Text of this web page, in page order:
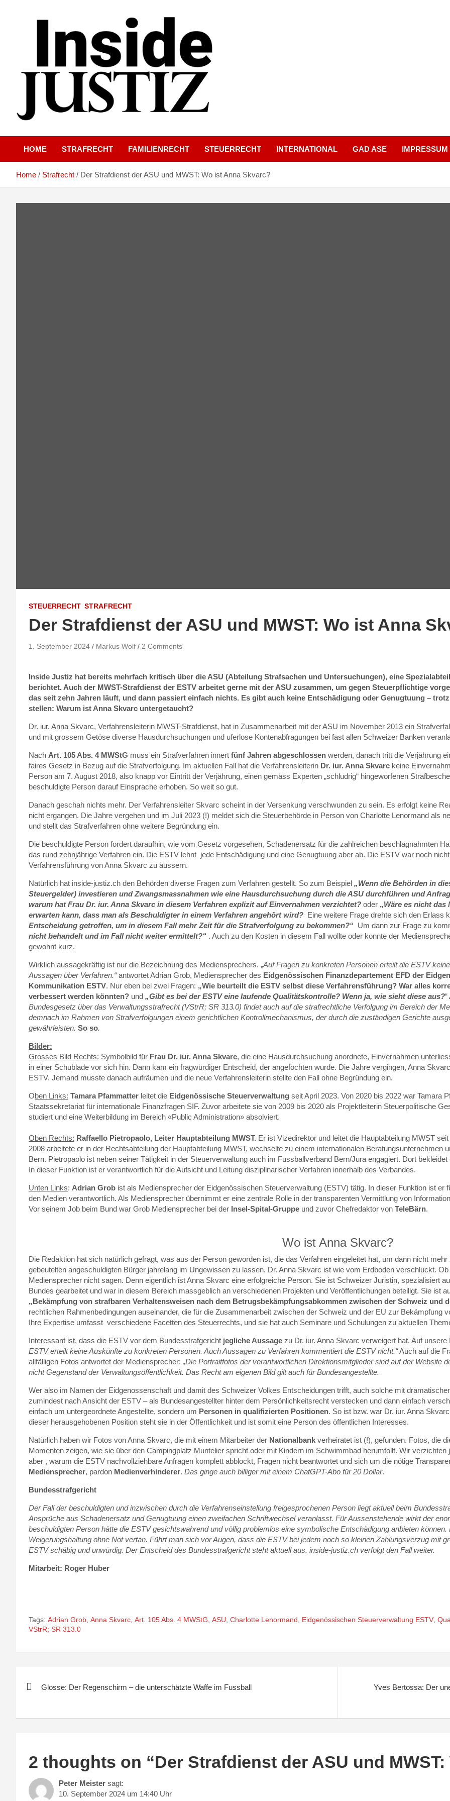
INSIDE-JUSTIZ
HOME STRAFRECHT FAMILIENRECHT STEUERRECHT INTERNATIONAL GAD ASE IMPRESSUM
Home Strafrecht Der Strafdienst der ASU und MWST: Wo ist Anna Skvarc?
STEUERRECHT STRAFRECHT
Der Strafdienst der ASU und MWST: Wo ist Anna
1. September 2024 Markus Wolf 2 Comments
Inside Justiz hat bereits mehrfach kritisch über die ASU (Abteilung Strafsachen und Untersuchungen), eine
berichtet. Auch der MWST-Strafdienst der ESTV arbeitet gerne mit der ASU zusammen, um gegen Steuerpflichtige
das seit zehn Jahren läuft, und dann passiert einfach nichts. Es gibt auch keine Entschädigung oder Genugtuung –
stellen: Warum ist Anna Skvarc untergetaucht?
Dr. iur. Anna Skvarc, Verfahrensleiterin MWST-Strafdienst, hat in Zusammenarbeit mit der ASU im November 2013 ein
und mit grossem Getöse diverse Hausdurchsuchungen und uferlose Kontenabfragungen bei fast allen Schweizer Banken
Nach Art. 105 Abs. 4 MWStG muss ein Strafverfahren innert fünf Jahren abgeschlossen werden, danach tritt die Verjährung
faires Gesetz in Bezug auf die Strafverfolgung. Im aktuellen Fall hat die Verfahrensleiterin Dr. iur. Anna Skvarc keine
Person am 7. August 2018, also knapp vor Eintritt der Verjährung, einen gemäss Experten „schludrig“ hingeworfenen
beschuldigte Person darauf Einsprache erhoben. So weit so gut.
Danach geschah nichts mehr. Der Verfahrensleiter Skvarc scheint in der Versenkung verschwunden zu sein. Es erfolgt keine
nicht ergangen. Die Jahre vergehen und im Juli 2023 (!) meldet sich die Steuerbehörde in Person von Charlotte Lenormand als
und stellt das Strafverfahren ohne weitere Begründung ein.
Die beschuldigte Person fordert daraufhin, wie vom Gesetz vorgesehen, Schadenersatz für die zahlreichen beschlagnahmten
das rund zehnjährige Verfahren ein. Die ESTV lehnt jede Entschädigung und eine Genugtuung aber ab. Die ESTV war noch
Verfahrensführung von Anna Skvarc zu äussern.
Natürlich hat inside-justiz.ch den Behörden diverse Fragen zum Verfahren gestellt. So zum Beispiel „Wenn die Behörden in
Steuergelder) investieren und Zwangsmassnahmen wie eine Hausdurchsuchung durch die ASU durchführen und
warum hat Frau Dr. iur. Anna Skvarc in diesem Verfahren explizit auf Einvernahmen verzichtet? oder „Wäre es nicht das
erwarten kann, dass man als Beschuldigter in einem Verfahren angehört wird? Eine weitere Frage drehte sich den Erlass
Entscheidung getroffen, um in diesem Fall mehr Zeit für die Strafverfolgung zu bekommen?“ Um dann zur Frage zu
nicht behandelt und im Fall nicht weiter ermittelt?“ . Auch zu den Kosten in diesem Fall wollte oder konnte der
gewohnt kurz.
Wirklich aussagekräftig ist nur die Bezeichnung des Mediensprechers. „Auf Fragen zu konkreten Personen erteilt die ESTV
Aussagen über Verfahren.“antwortet Adrian Grob, Mediensprecher des Eidgenössischen Finanzdepartement EFD der
Kommunikation ESTV. Nur eben bei zwei Fragen: „Wie beurteilt die ESTV selbst diese Verfahrensführung? War alles
verbessert werden könnten? und „Gibt es bei der ESTV eine laufende Qualitätskontrolle? Wenn ja, wie sieht diese aus?
Bundesgesetz über das Verwaltungsstrafrecht (VStrR; SR 313.0) findet auch auf die strafrechtliche Verfolgung im Bereich der
demnach im Rahmen von Strafverfolgungen einem gerichtlichen Kontrollmechanismus, der durch die zuständigen Gerichte
gewährleisten. So so.
Bilder:
Grosses Bild Rechts: Symbolbild für Frau Dr. iur. Anna Skvarc, die eine Hausdurchsuchung anordnete, Einvernahmen
in einer Schublade vor sich hin. Dann kam ein fragwürdiger Entscheid, der angefochten wurde. Die Jahre vergingen, Anna
ESTV. Jemand musste danach aufräumen und die neue Verfahrensleiterin stellte den Fall ohne Begründung ein.
Oben Links: Tamara Pfammatter leitet die Eidgenössische Steuerverwaltung seit April 2023. Von 2020 bis 2022 war Tamara
Staatssekretariat für internationale Finanzfragen SIF. Zuvor arbeitete sie von 2009 bis 2020 als Projektleiterin Steuerpolitische
studiert und eine Weiterbildung im Bereich «Public Administration» absolviert.
Oben Rechts: Raffaello Pietropaolo, Leiter Hauptabteilung MWST. Er ist Vizedirektor und leitet die Hauptabteilung MWST
2008 arbeitete er in der Rechtsabteilung der Hauptabteilung MWST, wechselte zu einem internationalen Beratungsunternehmen
Bern. Pietropaolo ist neben seiner Tätigkeit in der Steuerverwaltung auch im Fussballverband Bern/Jura engagiert. Dort
In dieser Funktion ist er verantwortlich für die Aufsicht und Leitung disziplinarischer Verfahren innerhalb des Verbandes.
Unten Links: Adrian Grob ist als Mediensprecher der Eidgenössischen Steuerverwaltung (ESTV) tätig. In dieser Funktion ist
den Medien verantwortlich. Als Mediensprecher übernimmt er eine zentrale Rolle in der transparenten Vermittlung von
Vor seinem Job beim Bund war Grob Mediensprecher bei der Insel-Spital-Gruppe und zuvor Chefredaktor von TeleBärn.
Wo ist Anna Skvarc?
Die Redaktion hat sich natürlich gefragt, was aus der Person geworden ist, die das Verfahren eingeleitet hat, um dann nicht
gebeutelten angeschuldigten Bürger jahrelang im Ungewissen zu lassen. Dr. Anna Skvarc ist wie vom Erdboden verschluckt.
Mediensprecher nicht sagen. Denn eigentlich ist Anna Skvarc eine erfolgreiche Person. Sie ist Schweizer Juristin, spezialisiert
Bundes gearbeitet und war in diesem Bereich massgeblich an verschiedenen Projekten und Veröffentlichungen beteiligt. Sie ist
„Bekämpfung von strafbaren Verhaltensweisen nach dem Betrugsbekämpfungsabkommen zwischen der Schweiz und
rechtlichen Rahmenbedingungen auseinander, die für die Zusammenarbeit zwischen der Schweiz und der EU zur Bekämpfung
Ihre Expertise umfasst verschiedene Facetten des Steuerrechts, und sie hat auch Seminare und Schulungen zu aktuellen
Interessant ist, dass die ESTV vor dem Bundesstrafgericht jegliche Aussage zu Dr. iur. Anna Skvarc verweigert hat. Auf
ESTV erteilt keine Auskünfte zu konkreten Personen. Auch Aussagen zu Verfahren kommentiert die ESTV nicht.“Auch auf die
allfälligen Fotos antwortet der Mediensprecher: „Die Portraitfotos der verantwortlichen Direktionsmitglieder sind auf der Website
nicht Gegenstand der Verwaltungsöffentlichkeit. Das Recht am eigenen Bild gilt auch für Bundesangestellte.
Wer also im Namen der Eidgenossenschaft und damit des Schweizer Volkes Entscheidungen trifft, auch solche mit
zumindest nach Ansicht der ESTV – als Bundesangestellter hinter dem Persönlichkeitsrecht verstecken und dann einfach
einfach um untergeordnete Angestellte, sondern um Personen in qualifizierten Positionen. So ist bzw. war Dr. iur. Anna Skvarc
dieser herausgehobenen Position steht sie in der Öffentlichkeit und ist somit eine Person des öffentlichen Interesses.
Natürlich haben wir Fotos von Anna Skvarc, die mit einem Mitarbeiter der Nationalbank verheiratet ist (!), gefunden. Fotos, die
Momenten zeigen, wie sie über den Campingplatz Muntelier spricht oder mit Kindern im Schwimmbad herumtollt. Wir
aber , warum die ESTV nachvollziehbare Anfragen komplett abblockt, Fragen nicht beantwortet und sich um die nötige
Mediensprecher, pardon Medienverhinderer. Das ginge auch billiger mit einem ChatGPT-Abo für 20 Dollar.
Bundesstrafgericht
Der Fall der beschuldigten und inzwischen durch die Verfahrenseinstellung freigesprochenen Person liegt aktuell beim
Ansprüche aus Schadenersatz und Genugtuung einen zweifachen Schriftwechsel veranlasst. Für Aussenstehende wirkt der
beschuldigten Person hätte die ESTV gesichtswahrend und völlig problemlos eine symbolische Entschädigung anbieten
Weigerungshaltung ohne Not vertan. Führt man sich vor Augen, dass die ESTV bei jedem noch so kleinen Zahlungsverzug mit
ESTV schäbig und unwürdig. Der Entscheid des Bundesstrafgericht steht aktuell aus. inside-justiz.ch verfolgt den Fall weiter.
Mitarbeit: Roger Huber
Tags: Adrian Grob Anna Skvarc Art. 105 Abs. 4 MWStG ASU Charlotte Lenormand Eidgenössischen Steuerverwaltung ESTV
VStrR; SR 313.0
Glosse: Der Regenschirm – die unterschätzte Waffe im Fussball
Yves Bertossa: Der
2 thoughts on “Der Strafdienst der ASU und
Peter Meister sagt:
10. September 2024 um 14:40 Uhr